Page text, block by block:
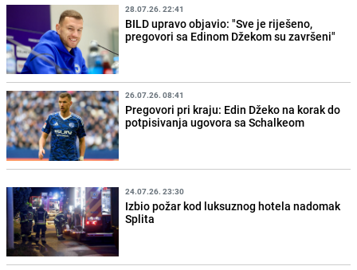
28.07.26. 22:41
BILD upravo objavio: "Sve je riješeno,
pregovori sa Edinom Džekom su završeni"
26.07.26. 08:41
Pregovori pri kraju: Edin Džeko na korak do
potpisivanja ugovora sa Schalkeom
24.07.26. 23:30
Izbio požar kod luksuznog hotela nadomak
Splita